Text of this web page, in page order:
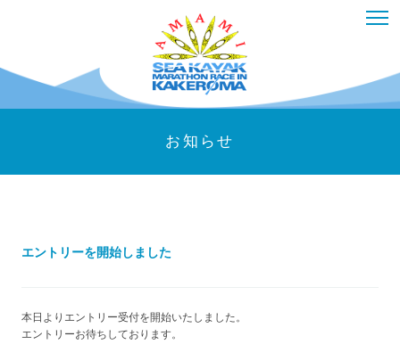
お知らせ
エントリーを開始しました
本日よりエントリー受付を開始いたしました。
エントリーお待ちしております。